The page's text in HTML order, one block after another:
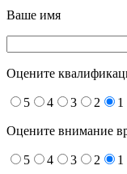
Ваше имя
Оцените
5 4 3 2 1
Оцените внимание
5 4 3 2 1